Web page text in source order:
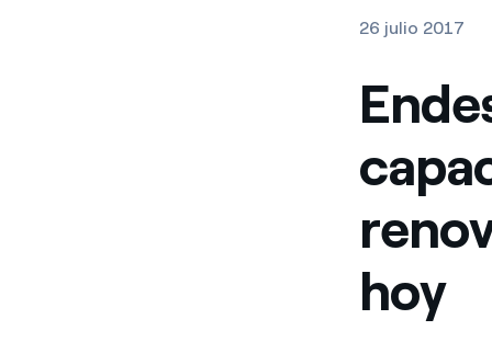
26 julio 2017
hoy